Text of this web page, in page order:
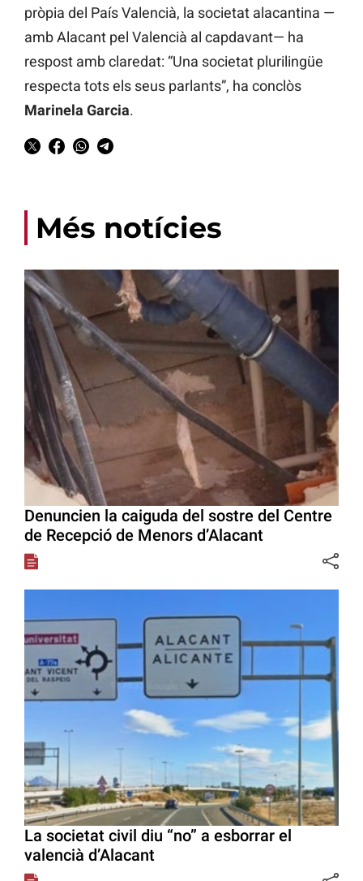
pròpia del País Valencià, la societat alacantina —
amb Alacant pel Valencià al capdavant— ha
respost amb claredat: “Una societat plurilingüe
respecta tots els seus parlants”, ha conclòs
Marinela Garcia.
Més notícies
Denuncien la caiguda del sostre del Centre
de Recepció de Menors d’Alacant
La societat civil diu “no” a esborrar el
valencià d’Alacant